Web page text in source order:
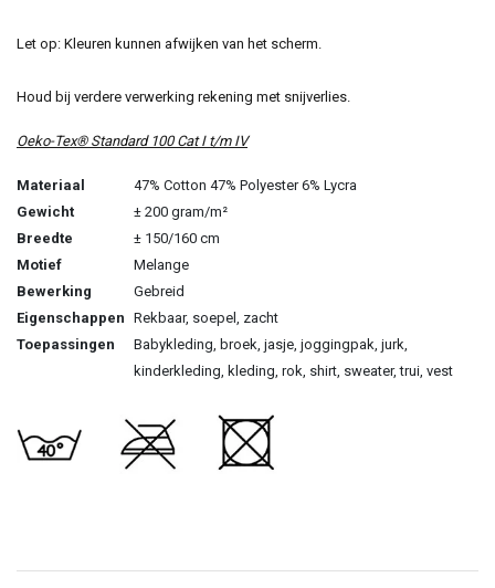
Let op: Kleuren kunnen afwijken van het scherm.
Houd bij verdere verwerking rekening met snijverlies.
Oeko-Tex® Standard 100 Cat I t/m IV
Materiaal
47% Cotton 47% Polyester 6% Lycra
Gewicht
± 200 gram/m²
Breedte
± 150/160 cm
Motief
Melange
Bewerking
Gebreid
Eigenschappen Rekbaar, soepel, zacht
Toepassingen
Babykleding, broek, jasje, joggingpak, jurk,
kinderkleding, kleding, rok, shirt, sweater, trui, vest